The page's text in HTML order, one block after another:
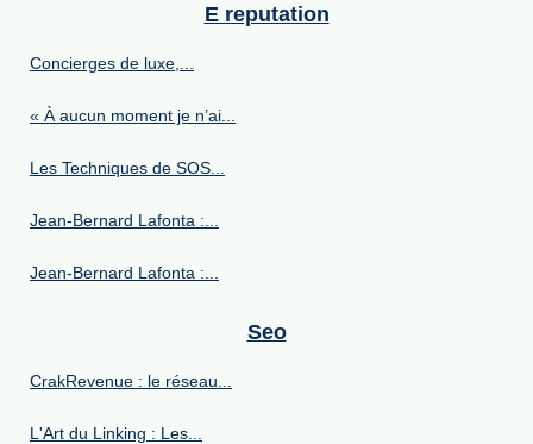
E reputation
Concierges de luxe,...
« À aucun moment je n’ai...
Les Techniques de SOS...
Jean-Bernard Lafonta :...
Jean-Bernard Lafonta :...
Seo
CrakRevenue : le réseau...
L'Art du Linking : Les...